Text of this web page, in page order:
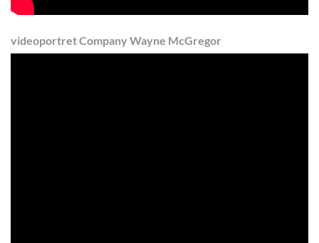
videoportret Company Wayne McGregor